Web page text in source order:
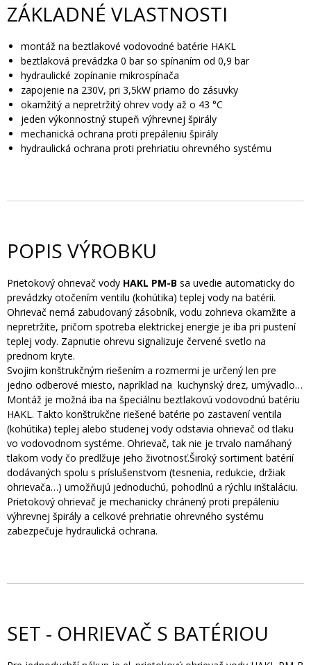
ZÁKLADNÉ VLASTNOSTI
montáž na beztlakové vodovodné batérie HAKL
beztlaková prevádzka 0 bar so spínaním od 0,9 bar
hydraulické zopínanie mikrospínača
zapojenie na 230V, pri 3,5kW priamo do zásuvky
okamžitý a nepretržitý ohrev vody až o 43 °C
jeden výkonnostný stupeň výhrevnej špirály
mechanická ochrana proti prepáleniu špirály
hydraulická ochrana proti prehriatiu ohrevného systému
POPIS VÝROBKU
Prietokový ohrievač vody HAKL PM-B sa uvedie automaticky do
prevádzky otočením ventilu (kohútika) teplej vody na batérii.
Ohrievač nemá zabudovaný zásobník, vodu zohrieva okamžite a
nepretržite, pričom spotreba elektrickej energie je iba pri pustení
teplej vody. Zapnutie ohrevu signalizuje červené svetlo na
prednom kryte.
Svojim konštrukčným riešením a rozmermi je určený len pre
jedno odberové miesto, napríklad na kuchynský drez, umývadlo…
Montáž je možná iba na špeciálnu beztlakovú vodovodnú batériu
HAKL. Takto konštrukčne riešené batérie po zastavení ventila
(kohútika) teplej alebo studenej vody odstavia ohrievač od tlaku
vo vodovodnom systéme. Ohrievač, tak nie je trvalo namáhaný
tlakom vody čo predlžuje jeho životnosť.Široký sortiment batérií
dodávaných spolu s príslušenstvom (tesnenia, redukcie, držiak
ohrievača…) umožňujú jednoduchú, pohodlnú a rýchlu inštaláciu.
Prietokový ohrievač je mechanicky chránený proti prepáleniu
výhrevnej špirály a celkové prehriatie ohrevného systému
zabezpečuje hydraulická ochrana.
SET - OHRIEVAČ S BATÉRIOU